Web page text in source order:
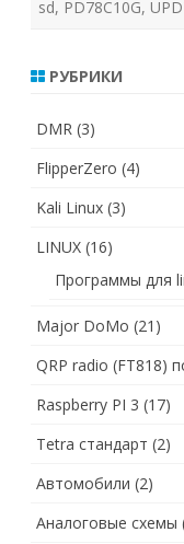
sd, PD78C10G,
РУБРИКИ
DMR (3)
FlipperZero (4)
Kali Linux (3)
LINUX (16)
Программы для
Major DoMo (21)
QRP radio (FT818)
Raspberry PI 3 (17)
Tetra стандарт (2)
Автомобили (2)
Аналоговые схемы